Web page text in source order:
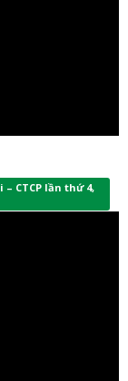
CTCP lần thứ 4,